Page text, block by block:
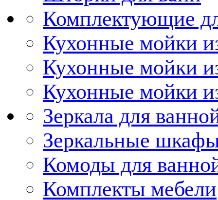
Комплектующие
Кухонные мойки
Кухонные мойки
Кухонные мойки
Зеркала для
Зеркальные
Комоды для
Комплекты мебели